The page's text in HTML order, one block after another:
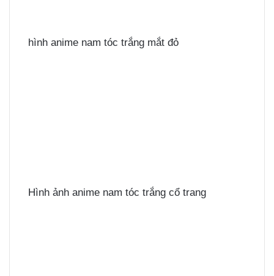
hình anime nam tóc trắng mắt đỏ
Hình ảnh anime nam tóc trắng cổ trang